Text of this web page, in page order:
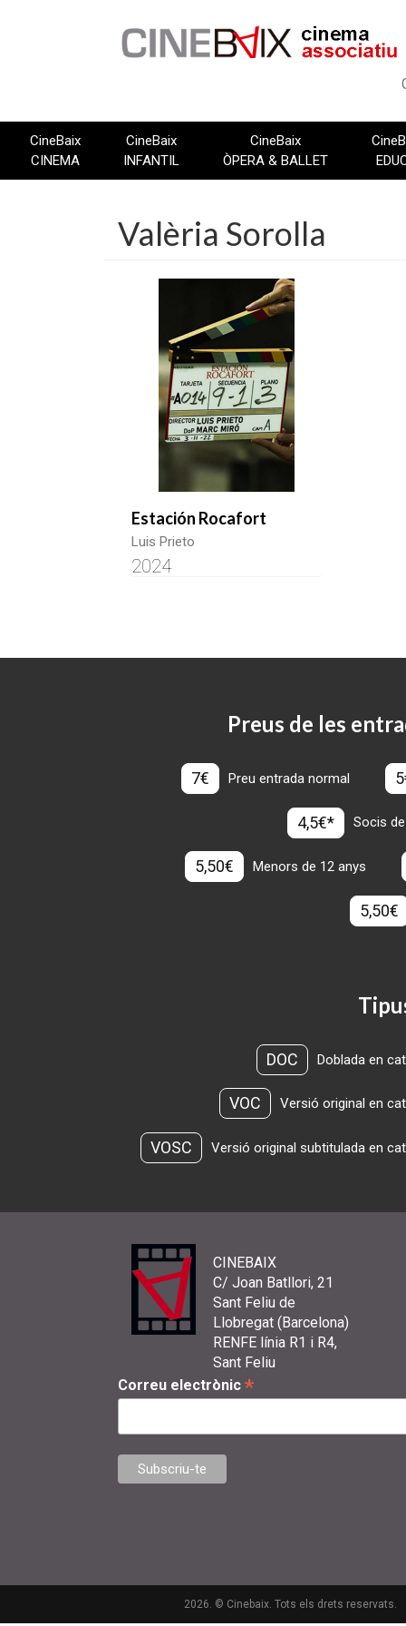
CineBaix
CINEMA
CineBaix
INFANTIL
CineBaix
ÒPERA & BALLET
Valèria Sorolla
Estación Rocafort
Luis Prieto
2024
Preus de les
7€ Preu entrada normal
4,5€* Socis
5,50€ Menors de 12 anys
5,50€
DOC Doblada en
VOC Versió original en
VOSC Versió original subtitulada en
CINEBAIX
C/ Joan Batllori, 21
Sant Feliu de
Llobregat (Barcelona)
RENFE línia R1 i R4,
Sant Feliu
Correu electrònic *
2026. © Cinebaix. Tots els drets reservats.